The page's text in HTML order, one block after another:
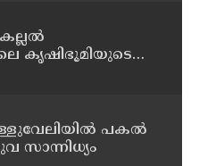
കല്ലൽ
കൃഷിഭൂമിയുടെ
പകല്‍
സാന്നിധ്യം